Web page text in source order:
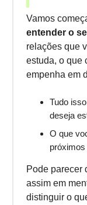
Vamos
entender o
relações que
estuda, o que
empenha em
Tudo
deseja
O que
próximos
Pode parecer
assim em
distinguir o